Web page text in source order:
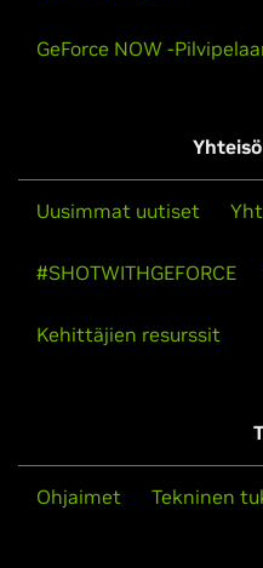
GeForce NOW -
Uusimmat uutiset
#SHOTWITHGEFORCE
Kehittäjien resurssit
Ohjaimet Tekninen